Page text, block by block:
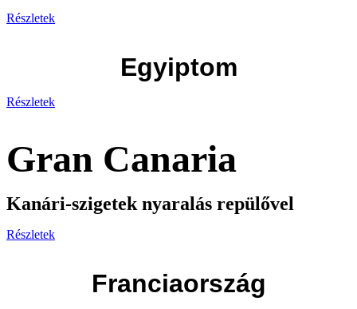
Részletek
Egyiptom
Részletek
Gran Canaria
Kanári-szigetek nyaralás repülővel
Részletek
Franciaország